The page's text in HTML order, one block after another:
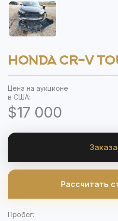
HONDA CR-V
Цена на аукционе
в США:
$17 000
Рассчитать
Пробег: